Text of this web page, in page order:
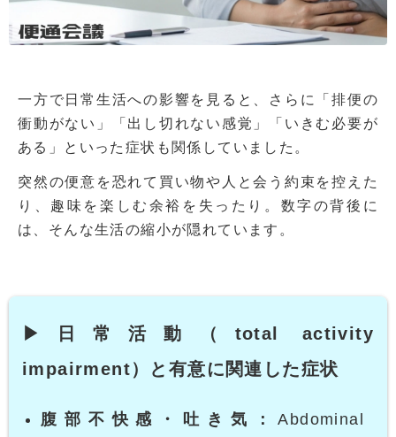
一方で日常生活への影響を見ると、さらに「排便の
衝動がない」「出し切れない感覚」「いきむ必要が
ある」といった症状も関係していました。
突然の便意を恐れて買い物や人と会う約束を控えた
り、趣味を楽しむ余裕を失ったり。数字の背後に
は、そんな生活の縮小が隠れています。
▶日常活動（total activity
impairment）と有意に関連した症状
腹部不快感・吐き気：Abdominal